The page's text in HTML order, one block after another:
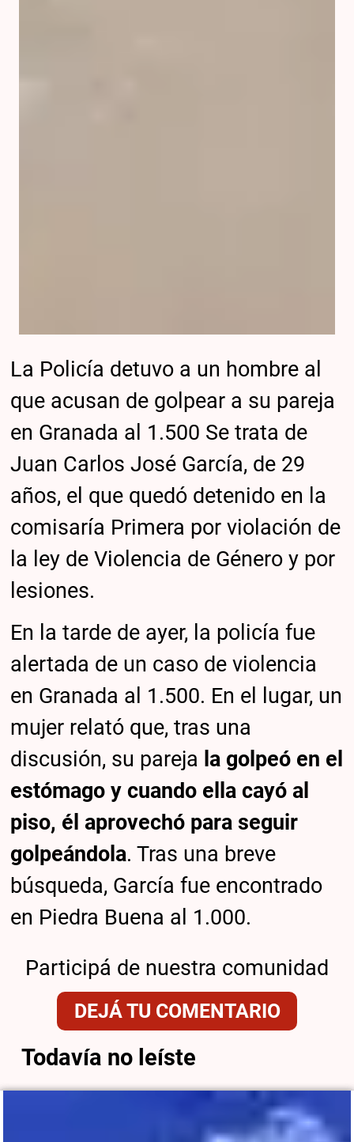
La Policía detuvo a un hombre al
que acusan de golpear a su pareja
en Granada al 1.500 Se trata de
Juan Carlos José García, de 29
años, el que quedó detenido en la
comisaría Primera por violación de
la ley de Violencia de Género y por
lesiones.
En la tarde de ayer, la policía fue
alertada de un caso de violencia
en Granada al 1.500. En el lugar, un
mujer relató que, tras una
discusión, su pareja la golpeó en el
estómago y cuando ella cayó al
piso, él aprovechó para seguir
golpeándola. Tras una breve
búsqueda, García fue encontrado
en Piedra Buena al 1.000.
Participá de nuestra comunidad
DEJÁ TU COMENTARIO
Todavía no leíste